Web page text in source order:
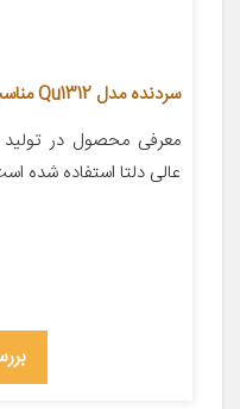
سردنده مدل Qu1312 مناسب برای کوییک
معرفی محصول در
عالی دلتا استفاده شده